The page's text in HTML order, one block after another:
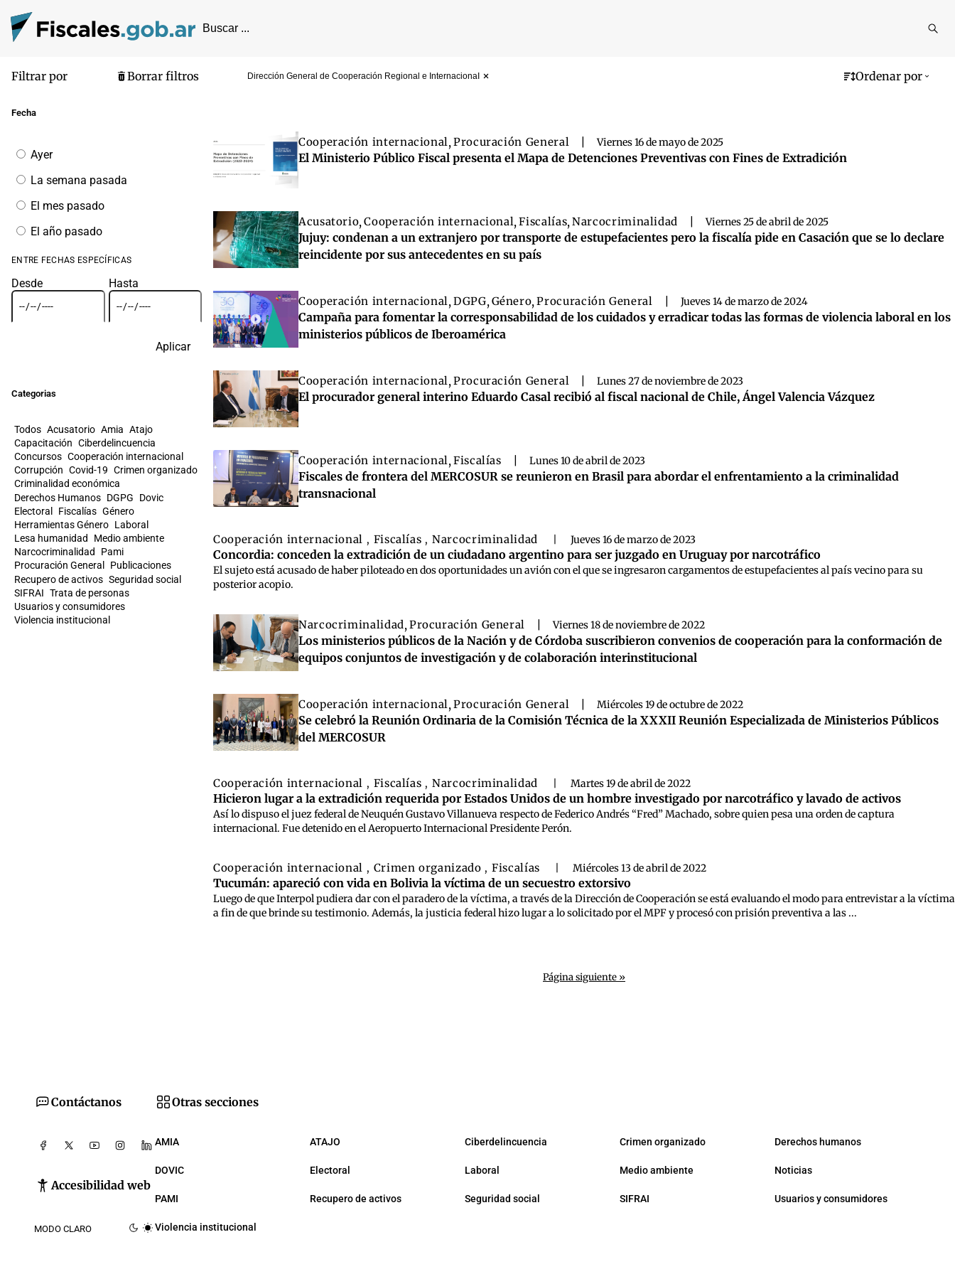
Filtrar por Borrar filtros Dirección General de Cooperación Regional e InternacionaI Ordenar por
Fecha
Filtrar
por
fecha
Ayer
La semana pasada
El mes pasado
El año pasado
ENTRE FECHAS ESPECÍFICAS
Desde Hasta
Aplicar
Categorias
Todos Acusatorio Amia Atajo
Capacitación Ciberdelincuencia
Concursos Cooperación internacional
Corrupción Covid-19 Crimen organizado
Criminalidad económica
Derechos Humanos DGPG
Dovic
Electoral
Fiscalías Género
Herramientas Género Laboral
Lesa humanidad
Medio ambiente
Narcocriminalidad
Pami
Procuración General
Publicaciones
Recupero de activos Seguridad social
SIFRAI Trata de personas
Usuarios y consumidores
Violencia institucional
Cooperación internacional,Procuración General Viernes 16 de mayo de 2025
El Ministerio Público Fiscal presenta el Mapa de Detenciones Preventivas con Fines de Extradición
Acusatorio,Cooperación internacional,Fiscalías,Narcocriminalidad Viernes 25 de abril de 2025
Jujuy: condenan a un extranjero por transporte de estupefacientes pero la fiscalía pide en Casación que se lo declare
reincidente por sus antecedentes en su país
Cooperación internacional,DGPG,Género,Procuración General Jueves 14 de marzo de 2024
Campaña para fomentar la corresponsabilidad de los cuidados y erradicar todas las formas de violencia laboral en los
ministerios públicos de Iberoamérica
Cooperación internacional,Procuración General Lunes 27 de noviembre de 2023
El procurador general interino Eduardo Casal recibió al fiscal nacional de Chile, Ángel Valencia Vázquez
Cooperación internacional,Fiscalías Lunes 10 de abril de 2023
Fiscales de frontera del MERCOSUR se reunieron en Brasil para abordar el enfrentamiento a la criminalidad
transnacional
Cooperación internacional , Fiscalías , Narcocriminalidad Jueves 16 de marzo de 2023
Concordia: conceden la extradición de un ciudadano argentino para ser juzgado en Uruguay por narcotráfico
El sujeto está acusado de haber piloteado en dos oportunidades un avión con el que se ingresaron cargamentos de estupefacientes al país vecino para su
posterior acopio.
Narcocriminalidad,Procuración General Viernes 18 de noviembre de 2022
Los ministerios públicos de la Nación y de Córdoba suscribieron convenios de cooperación para la conformación de
equipos conjuntos de investigación y de colaboración interinstitucional
Cooperación internacional,Procuración General Miércoles 19 de octubre de 2022
Se celebró la Reunión Ordinaria de la Comisión Técnica de la XXXII Reunión Especializada de Ministerios Públicos
del MERCOSUR
Cooperación internacional , Fiscalías , Narcocriminalidad Martes 19 de abril de 2022
Hicieron lugar a la extradición requerida por Estados Unidos de un hombre investigado por narcotráfico y lavado de activos
Así lo dispuso el juez federal de Neuquén Gustavo Villanueva respecto de Federico Andrés “Fred” Machado, sobre quien pesa una orden de captura
internacional. Fue detenido en el Aeropuerto Internacional Presidente Perón.
Cooperación internacional , Crimen organizado , Fiscalías Miércoles 13 de abril de 2022
Tucumán: apareció con vida en Bolivia la víctima de un secuestro extorsivo
Luego de que Interpol pudiera dar con el paradero de la víctima, a través de la Dirección de Cooperación se está evaluando el modo para entrevistar a la víctima
a fin de que brinde su testimonio. Además, la justicia federal hizo lugar a lo solicitado por el MPF y procesó con prisión preventiva a las ...
Página siguiente »
Contáctanos
Accesibilidad web
MODO CLARO
Otras secciones
AMIA ATAJO Ciberdelincuencia Crimen organizado Derechos humanos
DOVIC Electoral Laboral Medio ambiente Noticias
PAMI Recupero de activos Seguridad social SIFRAI Usuarios y consumidores
Violencia institucional